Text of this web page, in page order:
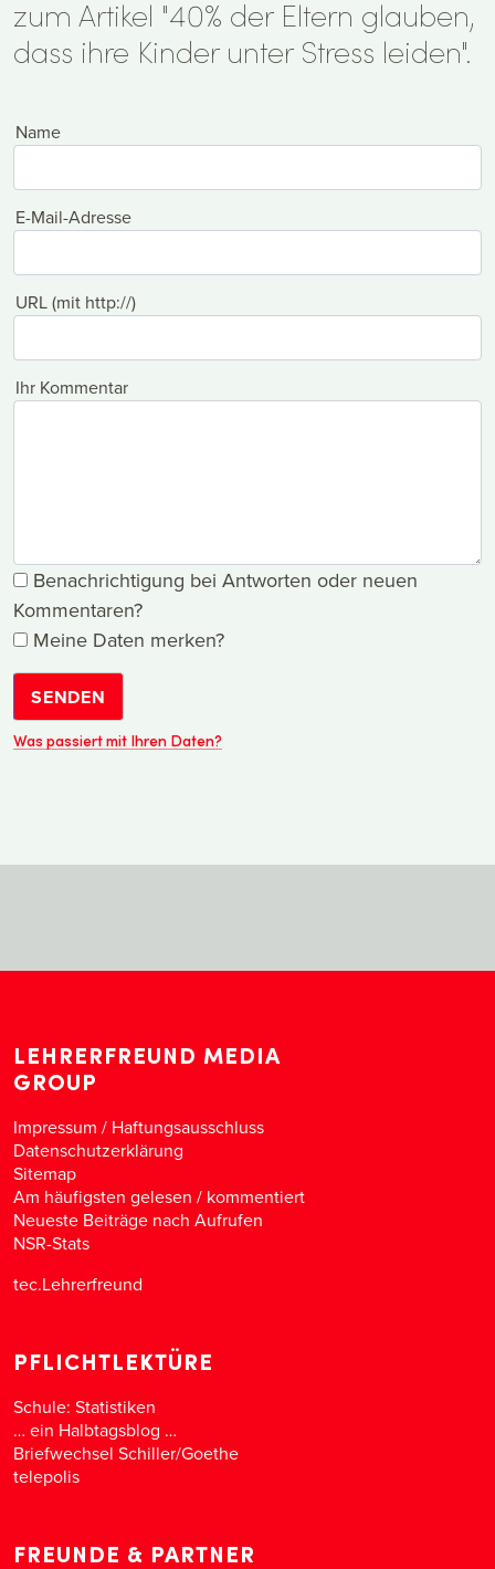
zum Artikel "40% der Eltern glauben,
dass ihre Kinder unter Stress leiden".
Name
E-Mail-Adresse
URL (mit http://)
Ihr Kommentar
Benachrichtigung bei Antworten oder neuen
Kommentaren?
Meine Daten merken?
SENDEN
Was passiert mit Ihren Daten?
LEHRERFREUND MEDIA
GROUP
Impressum / Haftungsausschluss
Datenschutzerklärung
Sitemap
Am häufigsten gelesen / kommentiert
Neueste Beiträge nach Aufrufen
NSR-Stats
tec.Lehrerfreund
PFLICHTLEKTÜRE
Schule: Statistiken
… ein Halbtagsblog …
Briefwechsel Schiller/Goethe
telepolis
FREUNDE & PARTNER